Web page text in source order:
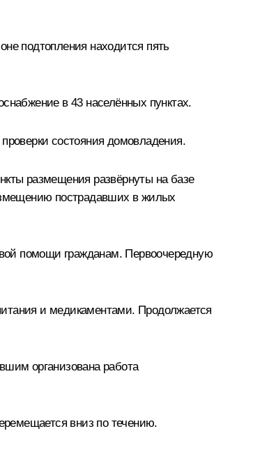
подтопления находится пять
в 43 населённых пунктах.
состояния домовладения.
размещения развёрнуты на базе
пострадавших в жилых
помощи гражданам. Первоочередную
и медикаментами. Продолжается
организована работа
вниз по течению.